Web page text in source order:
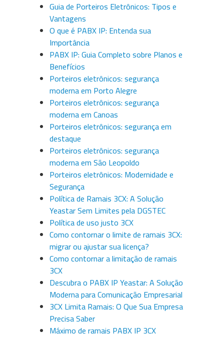
Guia de Porteiros Eletrônicos: Tipos e
Vantagens
O que é PABX IP: Entenda sua
Importância
PABX IP: Guia Completo sobre Planos e
Benefícios
Porteiros eletrônicos: segurança
moderna em Porto Alegre
Porteiros eletrônicos: segurança
moderna em Canoas
Porteiros eletrônicos: segurança em
destaque
Porteiros eletrônicos: segurança
moderna em São Leopoldo
Porteiros eletrônicos: Modernidade e
Segurança
Política de Ramais 3CX: A Solução
Yeastar Sem Limites pela DGSTEC
Política de uso justo 3CX
Como contornar o limite de ramais 3CX:
migrar ou ajustar sua licença?
Como contornar a limitação de ramais
3CX
Descubra o PABX IP Yeastar: A Solução
Moderna para Comunicação Empresarial
3CX Limita Ramais: O Que Sua Empresa
Precisa Saber
Máximo de ramais PABX IP 3CX